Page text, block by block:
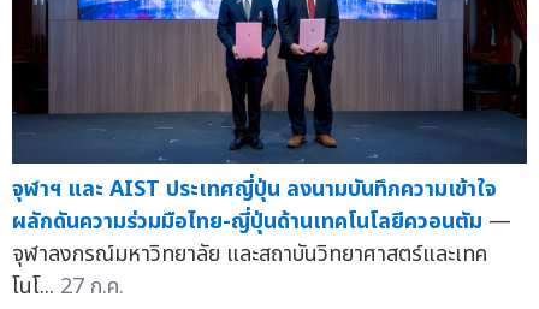
จุฬาฯ และ AIST ประเทศญี่ปุ่น ลงนามบันทึกความเข้าใจ
ผลักดันความร่วมมือไทย-ญี่ปุ่นด้านเทคโนโลยีควอนตัม —
จุฬาลงกรณ์มหาวิทยาลัย และสถาบันวิทยาศาสตร์และเทค
โนโ... 27 ก.ค.